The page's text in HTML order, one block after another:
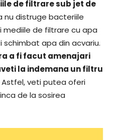
de filtrare sub jet de
nu distruge bacteriile
de filtrare cu apa
apa din acvariu.
a fi facut amenajari
la indemana un filtru
Astfel, veti putea oferi
de la sosirea